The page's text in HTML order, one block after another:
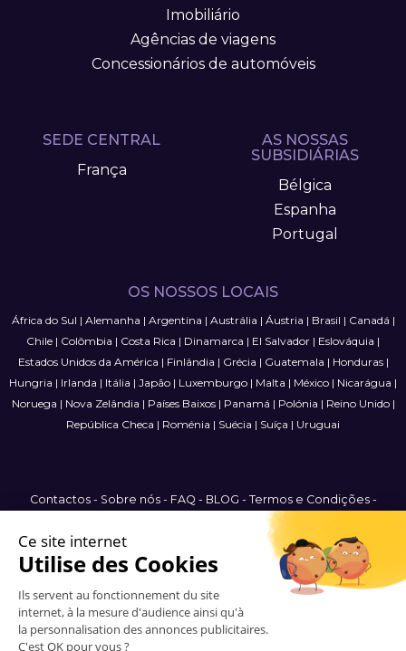
Imobiliário
Agências de viagens
Concessionários de automóveis
SEDE CENTRAL
França
AS NOSSAS
SUBSIDIÁRIAS
Bélgica
Espanha
Portugal
OS NOSSOS LOCAIS
África do Sul | Alemanha | Argentina | Austrália | Áustria | Brasil | Canadá |
Chile | Colômbia | Costa Rica | Dinamarca | El Salvador | Eslováquia |
Estados Unidos da América | Finlândia | Grécia | Guatemala | Honduras|
Hungria | Irlanda | Itália | Japão | Luxemburgo | Malta | México | Nicarágua |
Noruega | Nova Zelândia | Países Baixos| Panamá | Polónia | Reino Unido|
República Checa | Roménia | Suécia | Suíça | Uruguai
Contactos- Sobre nós- FAQ - BLOG - Termos e Condições-
Mapa do Site